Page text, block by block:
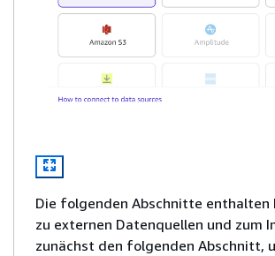
Die folgenden Abschnitte enthalten
zu externen Datenquellen und zum
zunächst den folgenden Abschnitt,